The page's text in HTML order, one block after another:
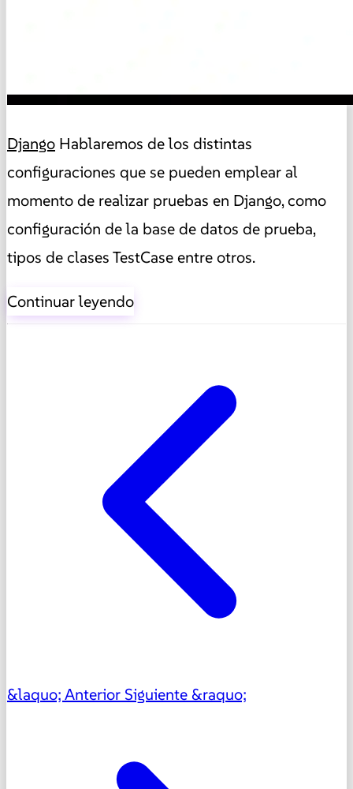
Django Hablaremos de los distintas
configuraciones que se pueden emplear al
momento de realizar pruebas en Django, como
configuración de la base de datos de prueba,
tipos de clases TestCase entre otros.
Continuar leyendo
&laquo; Anterior Siguiente &raquo;